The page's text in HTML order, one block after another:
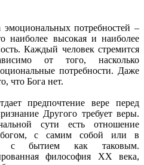
эмоциональных потребностей –
наиболее высокая и наиболее
Каждый человек стремится
от того, насколько
потребности. Даже
что Бога нет.
предпочтение вере перед
Другого требует веры.
сути есть отношение
с самим собой или в
с бытием как таковым.
философия ХХ века,